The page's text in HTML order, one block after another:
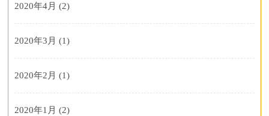
2020年4月 (2)
2020年3月 (1)
2020年2月 (1)
2020年1月 (2)